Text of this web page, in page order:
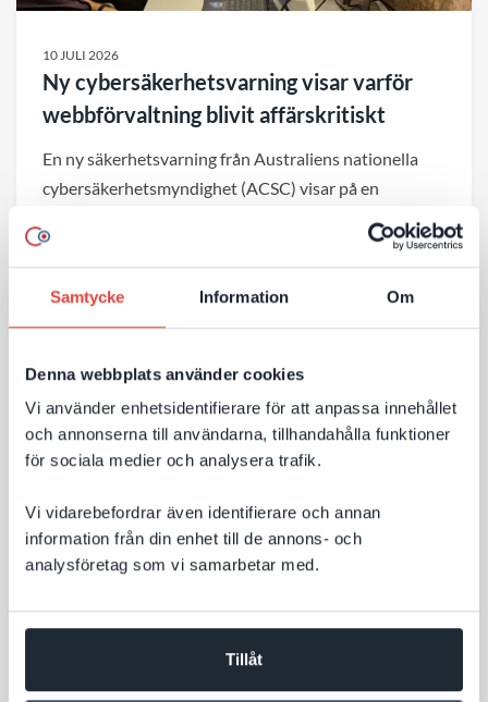
Samtycke Information Om
Denna webbplats använder cookies
Vi använder enhetsidentifierare för att anpassa innehållet
och annonserna till användarna, tillhandahålla funktioner
för sociala medier och analysera trafik.
Vi vidarebefordrar även identifierare och annan
information från din enhet till de annons- och
analysföretag som vi samarbetar med.
Tillåt
10 JULI 2026
Ny cybersäkerhetsvarning visar varför
webbförvaltning blivit affärskritiskt
En ny säkerhetsvarning från Australiens nationella
cybersäkerhetsmyndighet (ACSC) visar på en
storskalig global kampanj där angripare automatiskt
söker efter webbplatser med kända säkerhetshål. För
av plattform och den löpande förvaltningen påverkar
webbplatsens säkerhet över tid.
Till nyheten
Så får ni bättre AI‑synlighet efter Googles